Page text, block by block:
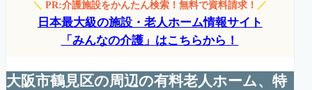
＼PR:介護施設をかんたん検索！無料で資料請求！ ／
日本最大級の施設・老人ホーム情報サイト
「みんなの介護」はこちらから！
大阪市鶴見区の周辺の有料老人ホーム、特